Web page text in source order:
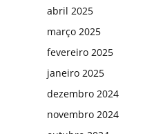
abril 2025
março 2025
fevereiro 2025
janeiro 2025
dezembro 2024
novembro 2024